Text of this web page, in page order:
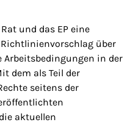
und das EP eine
über
in der
dem als Teil der
seitens der
aktuellen